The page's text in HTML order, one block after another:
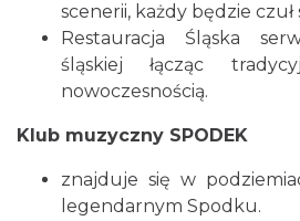
scenerii, każdy będzie czuł
Restauracja Śląska
śląskiej łącząc
nowoczesnością.
Klub muzyczny SPODEK
znajduje się w
legendarnym Spodku.